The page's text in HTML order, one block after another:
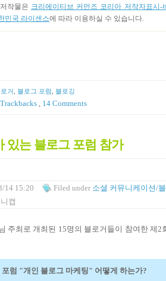
작물은 크리에이티브 커먼즈 코리아 저작자표시-
민국 라이센스에 따라 이용하실 수 있습니다.
거 블로그 포럼 블로깅
Trackbacks 14Comments
있는 블로그 포럼 참가
14 15:20 Filed under 소셜 커뮤니케이션/
캡
주최로 개최된 15명의 블로거들이 참여한 제2
럼 "개인 블로그 마케팅" 어떻게 하는가?